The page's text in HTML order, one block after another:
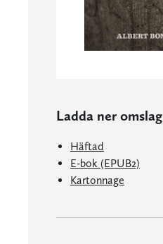
Ladda ner omslag
Häftad
E-bok (EPUB2)
Kartonnage